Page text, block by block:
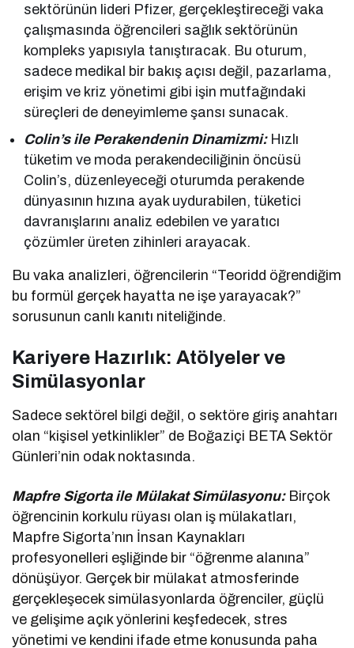
sektörünün lideri Pfizer, gerçekleştireceği vaka
çalışmasında öğrencileri sağlık sektörünün
kompleks yapısıyla tanıştıracak. Bu oturum,
sadece medikal bir bakış açısı değil, pazarlama,
erişim ve kriz yönetimi gibi işin mutfağındaki
süreçleri de deneyimleme şansı sunacak.
Colin’s ile Perakendenin Dinamizmi:Hızlı
tüketim ve moda perakendeciliğinin öncüsü
Colin’s, düzenleyeceği oturumda perakende
dünyasının hızına ayak uydurabilen, tüketici
davranışlarını analiz edebilen ve yaratıcı
çözümler üreten zihinleri arayacak.
Bu vaka analizleri, öğrencilerin “Teoridd öğrendiğim
bu formül gerçek hayatta ne işe yarayacak?”
sorusunun canlı kanıtı niteliğinde.
Kariyere Hazırlık: Atölyeler ve
Simülasyonlar
Sadece sektörel bilgi değil, o sektöre giriş anahtarı
olan “kişisel yetkinlikler” de Boğaziçi BETA Sektör
Günleri’nin odak noktasında.
Mapfre Sigorta ile Mülakat Simülasyonu:Birçok
öğrencinin korkulu rüyası olan iş mülakatları,
Mapfre Sigorta’nın İnsan Kaynakları
profesyonelleri eşliğinde bir “öğrenme alanına”
dönüşüyor. Gerçek bir mülakat atmosferinde
gerçekleşecek simülasyonlarda öğrenciler, güçlü
ve gelişime açık yönlerini keşfedecek, stres
yönetimi ve kendini ifade etme konusunda paha